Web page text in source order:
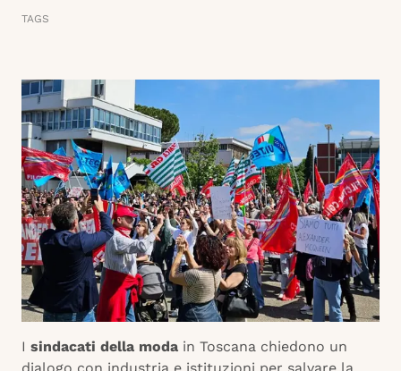
TAGS
I sindacati della moda in Toscana chiedono un